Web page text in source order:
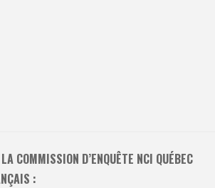
COMMISSION D’ENQUÊTE NCI QUÉBEC
: